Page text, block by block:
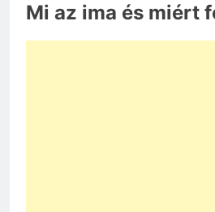
Mi az ima és miért